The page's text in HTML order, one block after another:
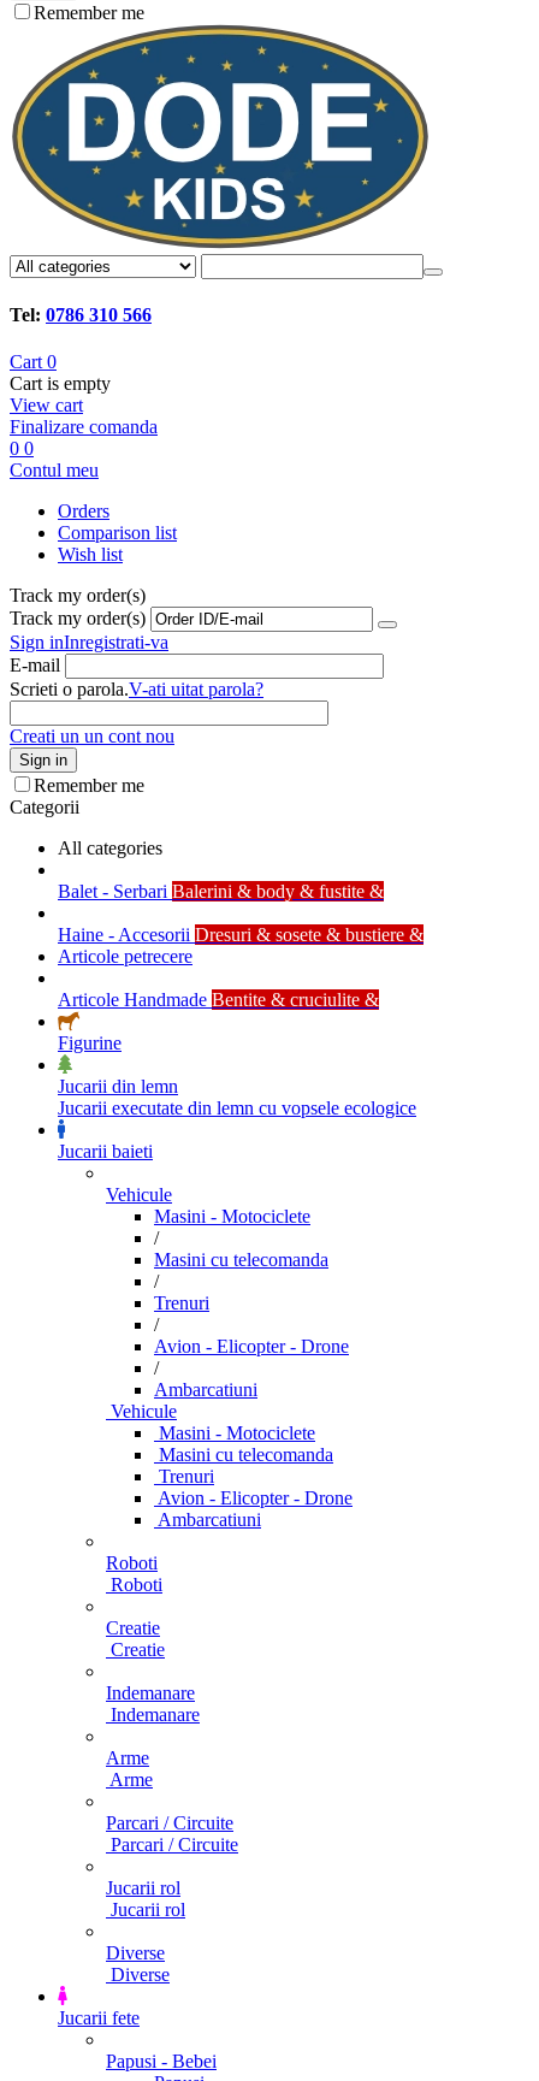
Remember me
Tel: 0786 310 566
Cart 0
Cart is empty
View cart
Finalizare comanda
0 0
Contul meu
Orders
Comparison list
Wish list
Track my order(s)
Track my order(s)
Sign inInregistrati-va
E-mail
Scrieti o parola.V-ati uitat parola?
Creati un un cont nou
Sign in
Remember me
Categorii
All categories
Balet - Serbari Balerini & body & fustite &
Haine - Accesorii Dresuri & sosete & bustiere &
Articole petrecere
Articole Handmade Bentite & cruciulite &
Figurine
Jucarii din lemn
Jucarii executate din lemn cu vopsele ecologice
Jucarii baieti
Vehicule
Masini - Motociclete
/
Masini cu telecomanda
/
Trenuri
/
Avion - Elicopter - Drone
/
Ambarcatiuni
Vehicule
Masini - Motociclete
Masini cu telecomanda
Trenuri
Avion - Elicopter - Drone
Ambarcatiuni
Roboti
Roboti
Creatie
Creatie
Indemanare
Indemanare
Arme
Arme
Parcari / Circuite
Parcari / Circuite
Jucarii rol
Jucarii rol
Diverse
Diverse
Jucarii fete
Papusi - Bebei